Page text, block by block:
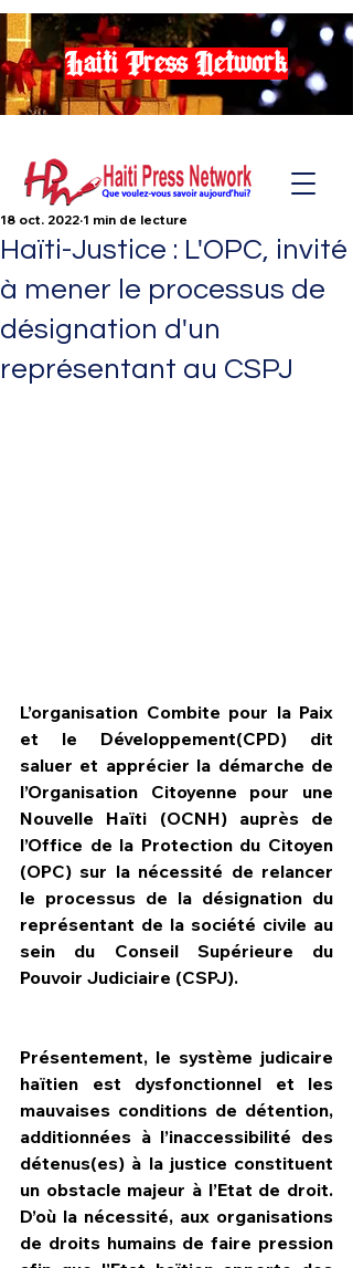
Haiti Press Network
HPN Live
Haïti-Justice : L'OPC, invité
à mener le processus de
désignation d'un
représentant au CSPJ
18 oct. 2022 1 min de lecture
L’organisation Combite pour la Paix
et le Développement(CPD) dit
saluer et apprécier la démarche de
l’Organisation Citoyenne pour une
Nouvelle Haïti (OCNH) auprès de
l’Office de la Protection du Citoyen
(OPC) sur la nécessité de relancer
le processus de la désignation du
représentant de la société civile au
sein du Conseil Supérieure du
Pouvoir Judiciaire (CSPJ).
Présentement, le système judicaire
haïtien est dysfonctionnel et les
mauvaises conditions de détention,
additionnées à l’inaccessibilité des
détenus(es) à la justice constituent
un obstacle majeur à l’Etat de droit.
D’où la nécessité, aux organisations
de droits humains de faire pression